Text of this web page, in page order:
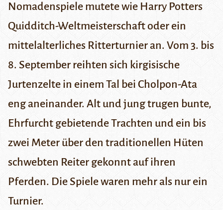
Nomadenspiele mutete wie Harry Potters
Quidditch-Weltmeisterschaft oder ein
mittelalterliches Ritterturnier an. Vom 3. bis
8. September reihten sich kirgisische
Jurtenzelte in einem Tal bei Cholpon-Ata
eng aneinander. Alt und jung trugen bunte,
Ehrfurcht gebietende Trachten und ein bis
zwei Meter über den traditionellen Hüten
schwebten Reiter gekonnt auf ihren
Pferden. Die Spiele waren mehr als nur ein
Turnier.